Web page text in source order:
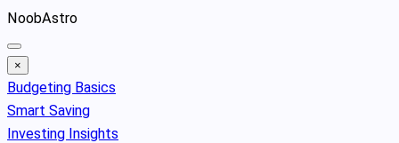
Skip
to
content
NoobAstro
×
Budgeting Basics
Smart Saving
Investing Insights